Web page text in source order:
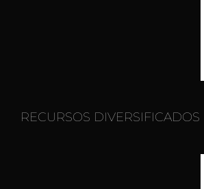
RECURSOS DIVERSIFICADOS